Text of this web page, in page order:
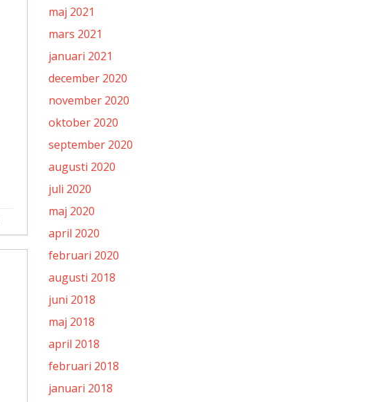
maj 2021
mars 2021
januari 2021
december 2020
november 2020
oktober 2020
september 2020
augusti 2020
juli 2020
maj 2020
april 2020
februari 2020
augusti 2018
juni 2018
maj 2018
april 2018
februari 2018
januari 2018